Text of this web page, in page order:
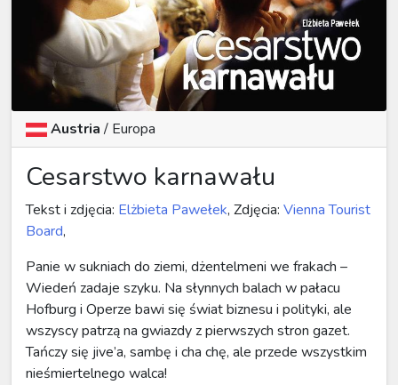
Austria/ Europa
Cesarstwo karnawału
Tekst i zdjęcia: Elżbieta Pawełek, Zdjęcia: Vienna Tourist
Board,
Panie w sukniach do ziemi, dżentelmeni we frakach –
Wiedeń zadaje szyku. Na słynnych balach w pałacu
Hofburg i Operze bawi się świat biznesu i polityki, ale
wszyscy patrzą na gwiazdy z pierwszych stron gazet.
Tańczy się jive’a, sambę i cha chę, ale przede wszystkim
nieśmiertelnego walca!